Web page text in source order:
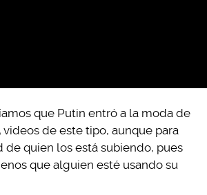
que Putin entró a la moda de
de este tipo, aunque para
quien los está subiendo, pues
que alguien esté usando su